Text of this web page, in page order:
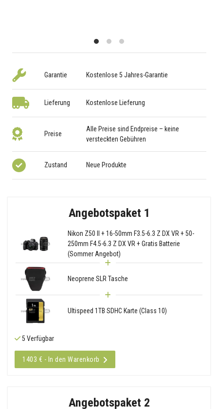
Garantie Kostenlose 5 Jahres-Garantie
Lieferung Kostenlose Lieferung
Preise
Alle Preise sind Endpreise – keine
versteckten Gebühren
Zustand Neue Produkte
Angebotspaket 1
Nikon Z50 II + 16-50mm F3.5-6.3 Z DX VR + 50-
250mm F4.5-6.3 Z DX VR + Gratis Batterie
(Sommer Angebot)
Neoprene SLR Tasche
Ultispeed 1TB SDHC Karte (Class 10)
5 Verfügbar
1403 € - In den Warenkorb
Angebotspaket 2